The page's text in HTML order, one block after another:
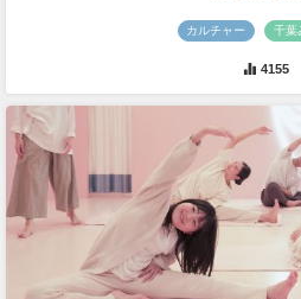
カルチャー 千葉
4155